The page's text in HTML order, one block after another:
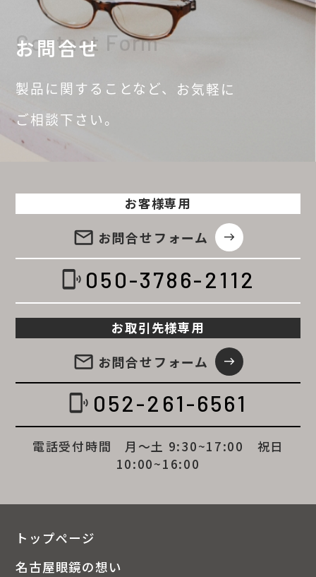
お問合せ
Contact Form
製品に関することなど、 お気軽に
ご相談下さい。
お客様専用
email お問合せフォーム east
phonelink_ring 050-3786-2112
お取引先様専用
email お問合せフォーム east
phonelink_ring 052-261-6561
電話受付時間 月～土 9:30~17:00 祝日
10:00~16:00
トップページ
名古屋眼鏡の想い